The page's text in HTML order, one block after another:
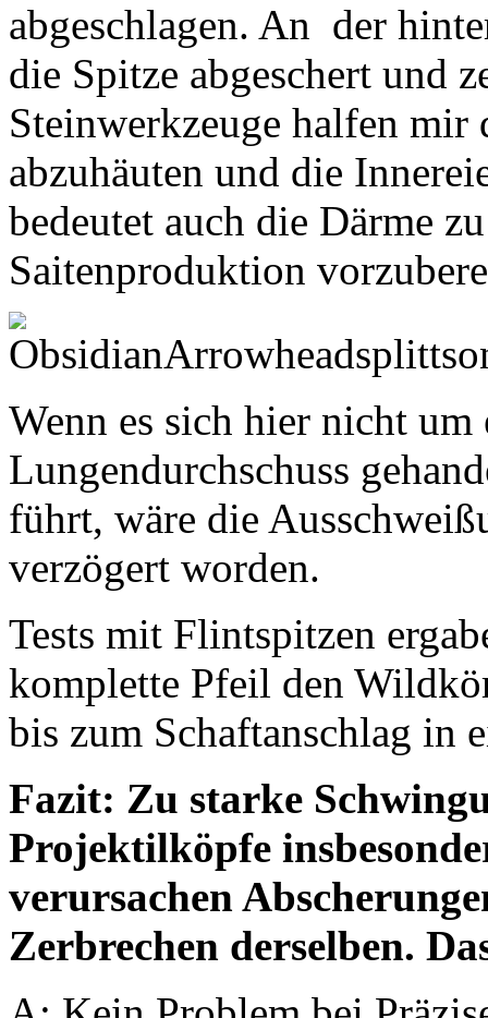
abgeschlagen. An der
die Spitze abgeschert und
Steinwerkzeuge halfen
abzuhäuten und die
bedeutet auch die Därme
Saitenproduktion
Wenn es sich hier nicht
Lungendurchschuss
führt, wäre die
verzögert worden.
Tests mit Flintspitzen
komplette Pfeil den
bis zum Schaftanschlag in
Fazit: Zu starke
Projektilköpfe
verursachen
Zerbrechen derselben.